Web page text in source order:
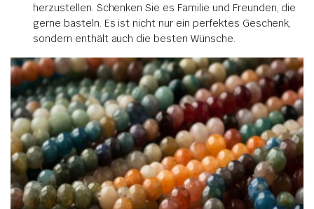
herzustellen. Schenken Sie es Familie und Freunden, die
gerne basteln. Es ist nicht nur ein perfektes Geschenk,
sondern enthält auch die besten Wünsche.